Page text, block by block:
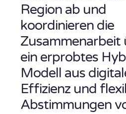
Region ab und
koordinieren die
Zusammenarbeit
ein erprobtes
Modell aus
Effizienz und
Abstimmungen